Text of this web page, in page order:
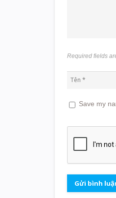
Required fields
Save my